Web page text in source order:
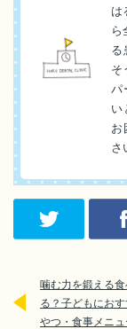
は
ら
る
そ
パ
い
お
さ
噛む力を鍛える
る？子どもにお
やつ・食事メニ